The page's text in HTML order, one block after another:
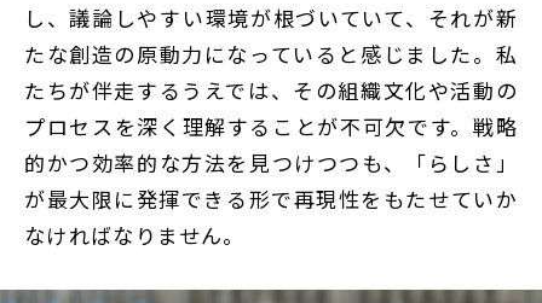
し、議論しやすい環境が根づいていて、それが新
たな創造の原動力になっていると感じました。私
たちが伴走するうえでは、その組織文化や活動の
プロセスを深く理解することが不可欠です。戦略
的かつ効率的な方法を見つけつつも、「らしさ」
が最大限に発揮できる形で再現性をもたせていか
なければなりません。